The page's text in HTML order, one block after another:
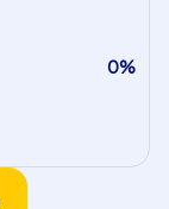
0%